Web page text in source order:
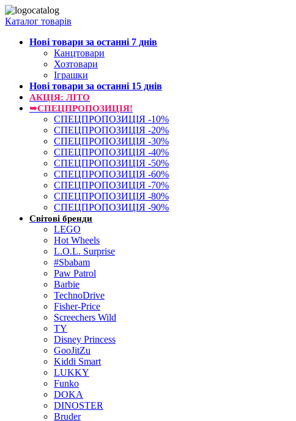
Каталог товарів
Нові товари за останнi 7 днiв
Канцтовари
Хозтовари
Іграшки
Нові товари за останнi 15 днiв
АКЦІЯ: ЛІТО
➥СПЕЦПРОПОЗИЦІЯ!
СПЕЦПРОПОЗИЦІЯ -10%
СПЕЦПРОПОЗИЦІЯ -20%
СПЕЦПРОПОЗИЦІЯ -30%
СПЕЦПРОПОЗИЦІЯ -40%
СПЕЦПРОПОЗИЦІЯ -50%
СПЕЦПРОПОЗИЦІЯ -60%
СПЕЦПРОПОЗИЦІЯ -70%
СПЕЦПРОПОЗИЦІЯ -80%
СПЕЦПРОПОЗИЦІЯ -90%
Світові бренди
LEGO
Hot Wheels
L.O.L. Surprise
#Sbabam
Paw Patrol
Barbie
TechnoDrive
Fisher-Price
Screechers Wild
TY
Disney Princess
GooJitZu
Kiddi Smart
LUKKY
Funko
DOKA
DINOSTER
Bruder